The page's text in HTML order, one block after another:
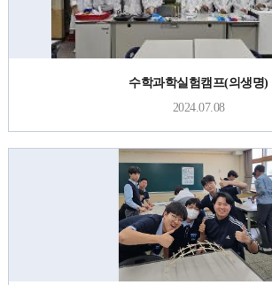
수학과학실험캠프(의생명)
2024.07.08